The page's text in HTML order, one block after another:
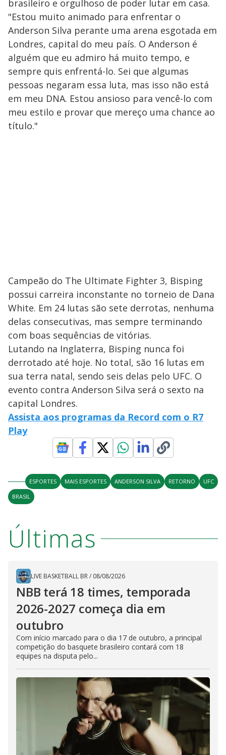
brasileiro e orgulhoso de poder lutar em casa.
"Estou muito animado para enfrentar o
Anderson Silva perante uma arena esgotada em
Londres, capital do meu país. O Anderson é
alguém que eu admiro há muito tempo, e
sempre quis enfrentá-lo. Sei que algumas
pessoas negaram essa luta, mas isso não está
em meu DNA. Estou ansioso para vencê-lo com
meu estilo e provar que mereço uma chance ao
título."
Campeão do The Ultimate Fighter 3, Bisping
possui carreira inconstante no torneio de Dana
White. Em 24 lutas são sete derrotas, nenhuma
delas consecutivas, mas sempre terminando
com boas sequências de vitórias.
Lutando na Inglaterra, Bisping nunca foi
derrotado até hoje. No total, são 16 lutas em
sua terra natal, sendo seis delas pelo UFC. O
evento contra Anderson Silva será o sexto na
capital Londres.
Assista aos programas da Record com o R7
Play
ESPORTES MAIS ESPORTES ANDERSON SILVA RETORNO
UFC
BRASIL
Últimas
LIVE BASKETBALL BR/ 08/08/2026
NBB terá 18 times, temporada
2026-2027 começa dia em
outubro
Com início marcado para o dia 17 de outubro, a principal
competição do basquete brasileiro contará com 18
equipes na disputa pelo...